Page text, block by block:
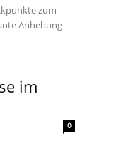
zum
Anhebung
im
0